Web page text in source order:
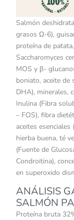
Salmón
grasos Ω-6),
proteína de
Saccharomyces
MOS y β-
boniato, aceite
DHA), minerales,
Inulina (Fibra
– FOS), fibra
aceites
hierba buena, té
(Fuente de
Condroitina),
en superoxido
ANÁLISIS
SALMÓN
Proteína bruta